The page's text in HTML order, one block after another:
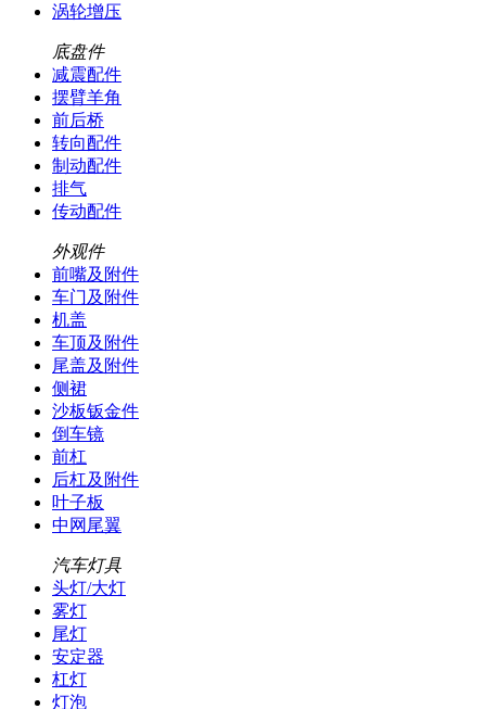
涡轮增压
底盘件
减震配件
摆臂羊角
前后桥
转向配件
制动配件
排气
传动配件
外观件
前嘴及附件
车门及附件
机盖
车顶及附件
尾盖及附件
侧裙
沙板钣金件
倒车镜
前杠
后杠及附件
叶子板
中网尾翼
汽车灯具
头灯/大灯
雾灯
尾灯
安定器
杠灯
灯泡